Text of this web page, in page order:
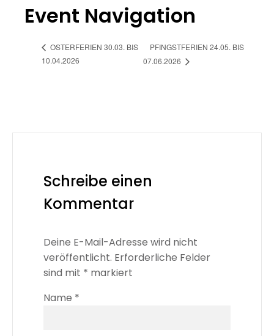
Event Navigation
OSTERFERIEN 30.03. BIS
10.04.2026
PFINGSTFERIEN 24.05. BIS
07.06.2026
Schreibe einen
Kommentar
Deine E-Mail-Adresse wird nicht
veröffentlicht. Erforderliche Felder
sind mit * markiert
Name *